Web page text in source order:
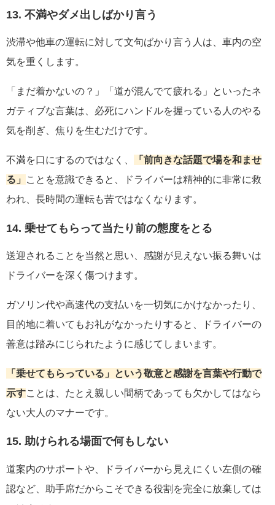
13. 不満やダメ出しばかり言う
渋滞や他車の運転に対して文句ばかり言う人は、車内の空
気を重くします。
「まだ着かないの？」「道が混んでて疲れる」といったネ
ガティブな言葉は、必死にハンドルを握っている人のやる
気を削ぎ、焦りを生むだけです。
不満を口にするのではなく、
「前向きな話題で場を和ませ
る」
ことを意識できると、ドライバーは精神的に非常に救
われ、長時間の運転も苦ではなくなります。
14. 乗せてもらって当たり前の態度をとる
送迎されることを当然と思い、感謝が見えない振る舞いは
ドライバーを深く傷つけます。
ガソリン代や高速代の支払いを一切気にかけなかったり、
目的地に着いてもお礼がなかったりすると、ドライバーの
善意は踏みにじられたように感じてしまいます。
「乗せてもらっている」という敬意と感謝を言葉や行動で
示すことは、たとえ親しい間柄であっても欠かしてはなら
ない大人のマナーです。
15. 助けられる場面で何もしない
道案内のサポートや、ドライバーから見えにくい左側の確
認など、助手席だからこそできる役割を完全に放棄しては